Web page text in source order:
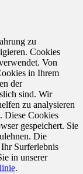
zu
Cookies
Von
in Ihrem
der
sind. Wir
zu analysieren
Diese Cookies
gespeichert. Sie
Die
Surferlebnis
in unserer
.